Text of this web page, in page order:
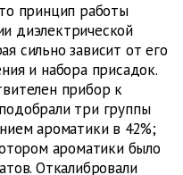
принцип работы
диэлектрической
сильно зависит от его
и набора присадок.
прибор к
три группы
ароматики в 42%;
ароматики было
Откалибровали